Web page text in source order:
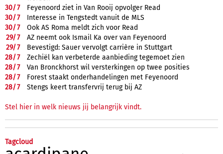
30/7
Feyenoord ziet in Van Rooij opvolger Read
30/7
Interesse in Tengstedt vanuit de MLS
30/7
Ook AS Roma meldt zich voor Read
29/7
AZ neemt ook Ismail Ka over van Feyenoord
29/7
Bevestigd: Sauer vervolgt carrière in Stuttgart
28/7
Zechiël kan verbeterde aanbieding tegemoet zien
28/7
Van Bronckhorst wil versterkingen op twee posities
28/7
Forest staakt onderhandelingen met Feyenoord
28/7 Stengs keert transfervrij terug bij AZ
Stel hier in welk nieuws jij belangrijk vindt.
Tagcloud